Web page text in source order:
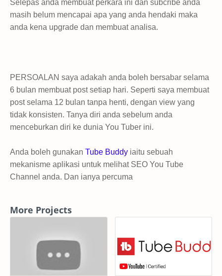
Selepas anda membuat perkara ini dan subcribe anda
masih belum mencapai apa yang anda hendaki maka
anda kena upgrade dan membuat analisa.
PERSOALAN saya adakah anda boleh bersabar selama
6 bulan membuat post setiap hari. Seperti saya membuat
post selama 12 bulan tanpa henti, dengan view yang
tidak konsisten. Tanya diri anda sebelum anda
menceburkan diri ke dunia You Tuber ini.
Anda boleh gunakan Tube Buddy iaitu sebuah
mekanisme aplikasi untuk melihat SEO You Tube
Channel anda. Dan ianya percuma
More Projects